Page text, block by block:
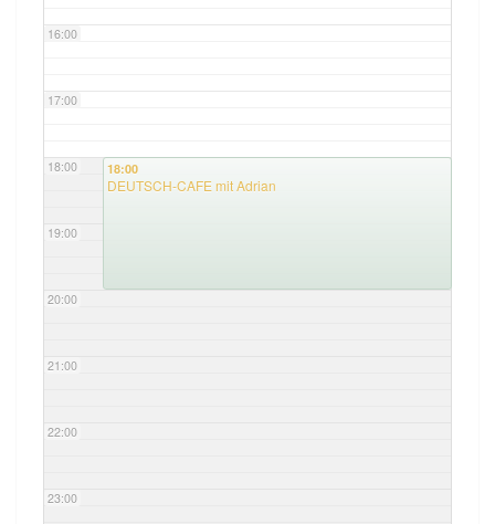
16:00
17:00
18:00
19:00
20:00
21:00
22:00
23:00
18:00
DEUTSCH-CAFE mit Adrian